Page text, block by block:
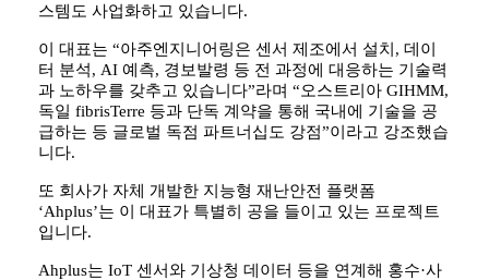
스템도 사업화하고 있습니다.
이 대표는 “아주엔지니어링은 센서 제조에서 설치, 데이
터 분석, AI 예측, 경보발령 등 전 과정에 대응하는 기술력
과 노하우를 갖추고 있습니다”라며 “오스트리아 GIHMM,
독일 fibrisTerre 등과 단독 계약을 통해 국내에 기술을 공
급하는 등 글로벌 독점 파트너십도 강점”이라고 강조했습
니다.
또 회사가 자체 개발한 지능형 재난안전 플랫폼
‘Ahplus’는 이 대표가 특별히 공을 들이고 있는 프로젝트
입니다.
Ahplus는 IoT 센서와 기상청 데이터 등을 연계해 홍수·사